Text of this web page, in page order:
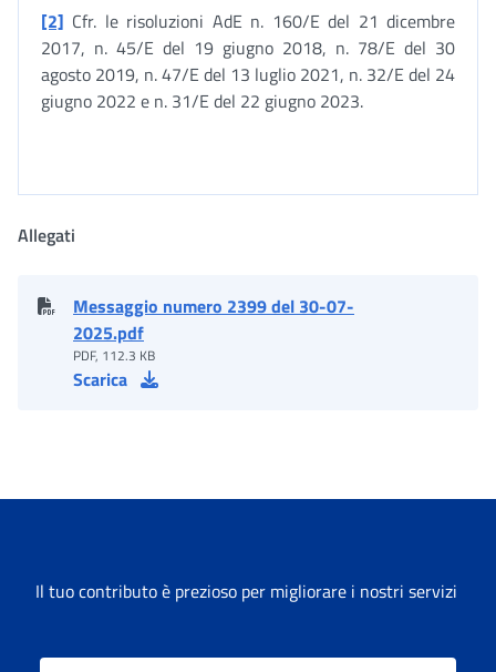
[2] Cfr. le risoluzioni AdE n. 160/E del 21 dicembre
2017, n. 45/E del 19 giugno 2018, n. 78/E del 30
agosto 2019, n. 47/E del 13 luglio 2021, n. 32/E del 24
giugno 2022 e n. 31/E del 22 giugno 2023.
Allegati
Messaggio numero 2399 del 30-07-
2025.pdf
PDF, 112.3 KB
Scarica
Il tuo contributo è prezioso per migliorare i nostri servizi